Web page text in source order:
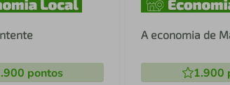
pontos
A economia de
1.900